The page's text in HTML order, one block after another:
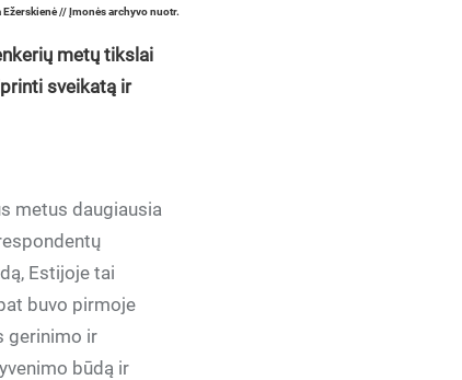
Ežerskienė // Įmonės archyvo nuotr.
metų tikslai
sveikatą ir
metus daugiausia
Estijoje tai
buvo pirmoje
gerinimo ir
būdą ir